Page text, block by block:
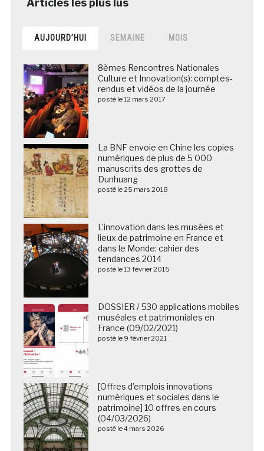
AUJOURD’HUI SEMAINE MOIS
8èmes Rencontres Nationales
Culture et Innovation(s): comptes-
rendus et vidéos de la journée
posté le 12 mars 2017
La BNF envoie en Chine les copies
numériques de plus de 5 000
manuscrits des grottes de
Dunhuang
posté le 25 mars 2018
L’innovation dans les musées et
lieux de patrimoine en France et
dans le Monde: cahier des
tendances 2014
posté le 13 février 2015
DOSSIER / 530 applications mobiles
muséales et patrimoniales en
France (09/02/2021)
posté le 9 février 2021
[Offres d’emplois innovations
numériques et sociales dans le
patrimoine] 10 offres en cours
(04/03/2026)
posté le 4 mars 2026